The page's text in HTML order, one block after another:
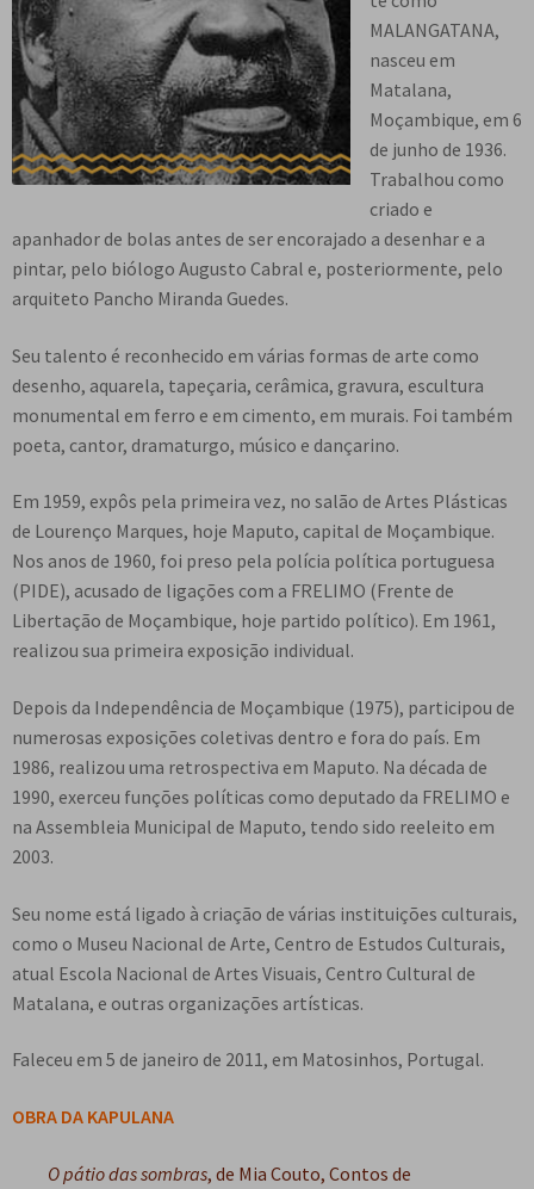
n
u
d
e
s
c
e
n
d
e
e
m
e
n
u
d
e
s
c
e
n
n
e
n
i
r
m
e
n
u
d
c
e
n
d
n
t
e
p
a
n
d
i
r
m
e
n
e
s
c
e
d
e
n
t
e
Meu cadastro
MALANGATANA,
nasceu em
Matalana,
Moçambique, em 6
de junho de 1936.
Trabalhou como
criado e
apanhador de bolas antes de ser encorajado a desenhar e a
pintar, pelo biólogo Augusto Cabral e, posteriormente, pelo
arquiteto Pancho Miranda Guedes.
Seu talento é reconhecido em várias formas de arte como
desenho, aquarela, tapeçaria, cerâmica, gravura, escultura
monumental em ferro e em cimento, em murais. Foi também
poeta, cantor, dramaturgo, músico e dançarino.
Em 1959, expôs pela primeira vez, no salão de Artes Plásticas
de Lourenço Marques, hoje Maputo, capital de Moçambique.
Nos anos de 1960, foi preso pela polícia política portuguesa
(PIDE), acusado de ligações com a FRELIMO (Frente de
Libertação de Moçambique, hoje partido político). Em 1961,
realizou sua primeira exposição individual.
Depois da Independência de Moçambique (1975), participou de
numerosas exposições coletivas dentro e fora do país. Em
1986, realizou uma retrospectiva em Maputo. Na década de
1990, exerceu funções políticas como deputado da FRELIMO e
na Assembleia Municipal de Maputo, tendo sido reeleito em
2003.
Seu nome está ligado à criação de várias instituições culturais,
como o Museu Nacional de Arte, Centro de Estudos Culturais,
atual Escola Nacional de Artes Visuais, Centro Cultural de
Matalana, e outras organizações artísticas.
Faleceu em 5 de janeiro de 2011, em Matosinhos, Portugal.
OBRA DA KAPULANA
O pátio das sombras, de Mia Couto, Contos de